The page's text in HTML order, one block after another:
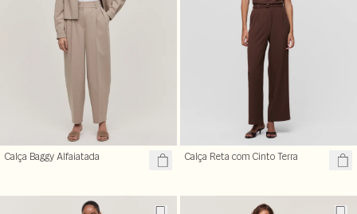
Calça Baggy Alfaiatada Calça Reta com Cinto Terra